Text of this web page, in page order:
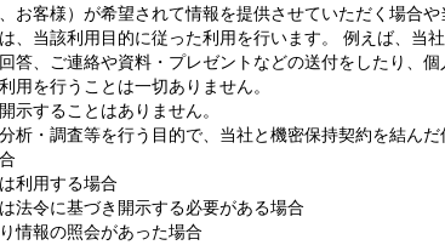
お客様）が希望されて情報を提供させていただく場合
、当該利用目的に従った利用を行います。 例えば、
答、ご連絡や資料・プレゼントなどの送付をしたり、
用を行うことは一切ありません。
示することはありません。
析・調査等を行う目的で、当社と機密保持契約を結ん
利用する場合
法令に基づき開示する必要がある場合
情報の照会があった場合